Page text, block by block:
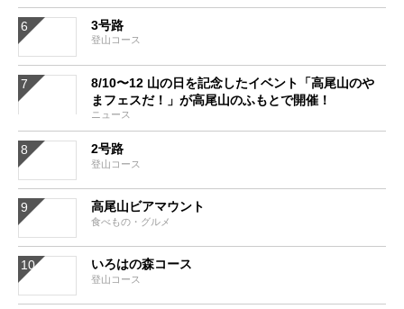
3号路
登山コース
8/10〜12 山の日を記念したイベント「高尾山のや
まフェスだ！」が高尾山のふもとで開催！
ニュース
2号路
登山コース
高尾山ビアマウント
食べもの・グルメ
いろはの森コース
登山コース